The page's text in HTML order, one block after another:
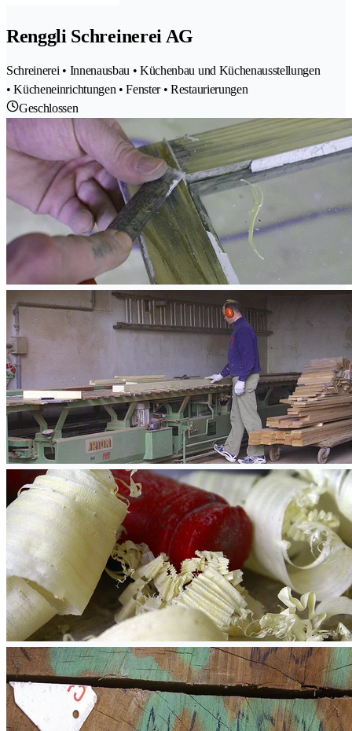
Renggli Schreinerei AG
Schreinerei • Innenausbau • Küchenbau und Küchenausstellungen
• Kücheneinrichtungen • Fenster • Restaurierungen
Geschlossen